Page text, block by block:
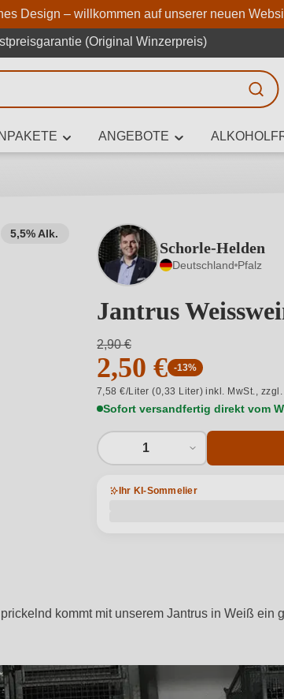
Zum Hauptinhalt springen
Zur Suche springen
Zur Hauptnavigation springen
Design – willkommen auf unserer neuen
(Original Winzerpreis)
ANGEBOTE
5,5% Alk.
Schorle-Helden
Deutschland Pfalz
Jantrus
2,90 €
2,50 € -13%
7,58 €/Liter (0,33 Liter) inkl. MwSt., zzgl.
Sofort versandfertig direkt vom
1
Ihr KI-Sommelier
kommt mit unserem Jantrus in Weiß ein
Sie suchen – ob nach Geschmack, Anlass,
Region, Winzer oder anderen Kriterien.